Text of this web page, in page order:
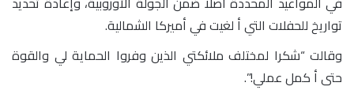
تواريخ للحفلات التي أ لغيت في أميركا الشمالية.
وقالت “شكرا لمختلف ملائكتي الذين وفروا الحماية لي والقوة
حتى أ كمل عملي!”.